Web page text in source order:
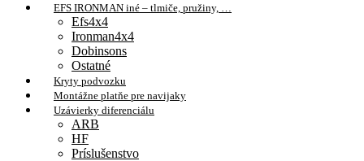
EFS IRONMAN iné – tlmiče, pružiny, …
Efs4x4
Ironman4x4
Dobinsons
Ostatné
Kryty podvozku
Montážne platňe pre navijaky
Uzávierky diferenciálu
ARB
HF
Príslušenstvo